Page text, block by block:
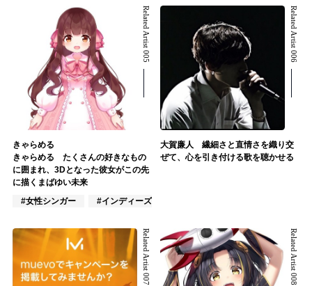
Related Artist 005
きゃらめる
きゃらめる たくさんの好きなもの
に囲まれ、3Dとなった彼女がこの先
に描くまばゆい未来
#女性シンガー
#インディーズ
Related Artist 006
大賀廉人 繊細さと直情さを織り交
ぜて、心を引き付ける歌を聴かせる
Related Artist 007 Related Artist 008